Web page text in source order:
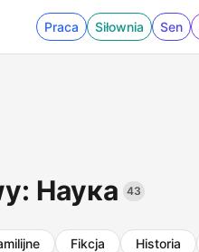
Praca Siłownia Sen
Наука 43
Fikcja Historia